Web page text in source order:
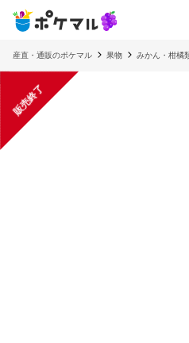
産直・通販のポケマル 果物 みかん・柑橘
販売終了